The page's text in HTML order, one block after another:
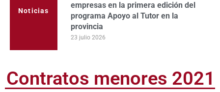
Noticias
empresas en la primera edición del
programa Apoyo al Tutor en la
provincia
23 julio 2026
Contratos menores 2021